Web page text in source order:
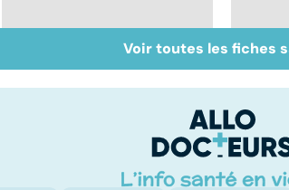
Inflammation des
amygdales : que faire
Voir toutes les fiches